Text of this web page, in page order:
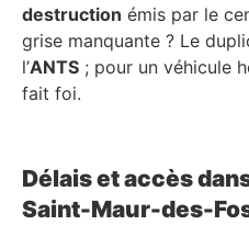
destruction émis par le
grise manquante ? Le
l’ANTS ; pour un véhicule
fait foi.
Délais et accès
Saint-Maur-des-